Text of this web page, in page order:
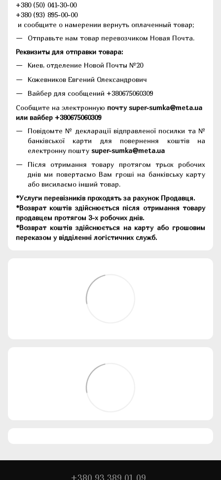
+380 (50) 041-30-00
+380 (93) 895-00-00
и сообщите о намерении вернуть оплаченный товар;
Отправьте нам товар перевозчиком Новая Почта.
Реквизиты для отправки товара:
Киев, отделение Новой Почты №20
Кожевников Евгений Олександрович
Вайбер для сообщений +380675060309
Сообщите на электронную почту super-sumka@meta.ua
или вайбер +380675060309
Повідомте № декларації відправленої посилки та №
банківської карти для повернення коштів на
електронну пошту super-sumka@meta.ua
Після отримання товару протягом трьох робочих
днів ми повертаємо Вам гроші на банківську карту
або висилаємо інший товар.
*Услуги перевізників проходять за рахунок Продавця.
*Возврат коштів здійснюється після отримання товару
продавцем протягом 3-х робочих днів.
*Возврат коштів здійснюється на карту або грошовим
переказом у відділенні логістичних служб.
+380 93 389 01 09